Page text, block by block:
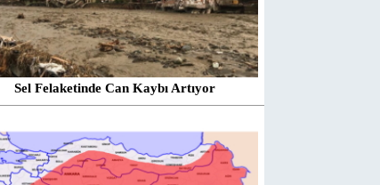
Sel Felaketinde Can Kaybı Artıyor